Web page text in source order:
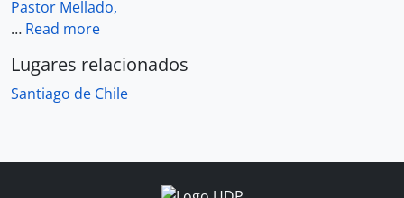
Pastor Mellado,
… Read more
Lugares relacionados
Santiago de Chile